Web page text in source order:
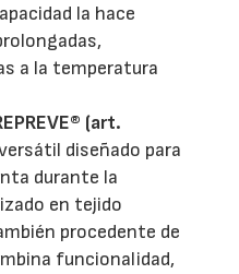
la hace
a la temperatura
(art.
diseñado para
durante la
en tejido
procedente de
funcionalidad,